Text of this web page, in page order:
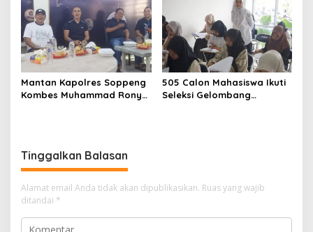
Unggul
Mantan Kapolres Soppeng
Kombes Muhammad Rony
505 Calon Mahasiswa Ikuti
Seleksi Gelombang
Tinggalkan Balasan
Alamat email Anda tidak akan dipublikasikan. Ruas yang wajib
ditandai *